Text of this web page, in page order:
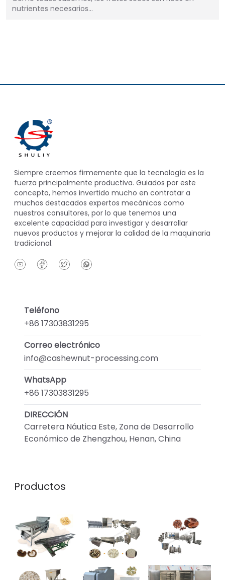
nutrientes necesarios…
Siempre creemos firmemente que la tecnología es la
fuerza principalmente productiva. Guiados por este
concepto, hemos invertido mucho en contratar a
muchos destacados expertos mecánicos como
nuestros consultores, por lo que tenemos una
excelente capacidad para investigar y desarrollar
nuevos productos y mejorar la calidad de la maquinaria
tradicional.
Teléfono
+86 17303831295
Correo electrónico
info@cashewnut-processing.com
WhatsApp
+86 17303831295
DIRECCIÓN
Carretera Náutica Este, Zona de Desarrollo
Económico de Zhengzhou, Henan, China
Productos